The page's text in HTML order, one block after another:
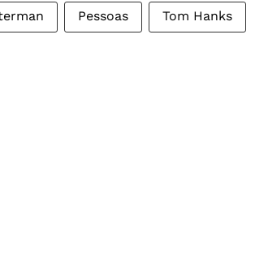
Pessoas Tom Hanks